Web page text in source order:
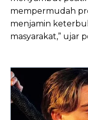
mempermudah
menjamin
masyarakat,” ujar